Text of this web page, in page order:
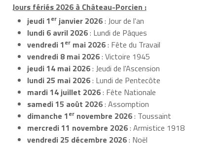
Jours fériés 2026 à Château-Porcien :
jeudi 1er janvier 2026: Jour de l'an
lundi 6 avril 2026: Lundi de Pâques
vendredi 1er mai 2026: Fête du Travail
vendredi 8 mai 2026: Victoire 1945
jeudi 14 mai 2026: Jeudi de l'Ascension
lundi 25 mai 2026: Lundi de Pentecôte
mardi 14 juillet 2026: Fête Nationale
samedi 15 août 2026: Assomption
dimanche 1er novembre 2026: Toussaint
mercredi 11 novembre 2026: Armistice 1918
vendredi 25 décembre 2026: Noël